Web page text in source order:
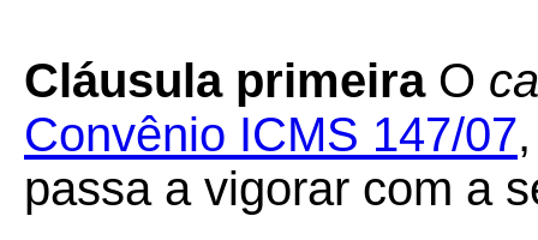
Cláusula primeiraO
Convênio ICMS 147/07
passa a vigorar com a